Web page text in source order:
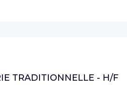
TRADITIONNELLE - H/F